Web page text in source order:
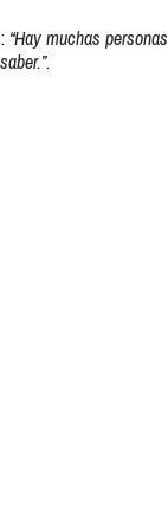
“Hay muchas
.